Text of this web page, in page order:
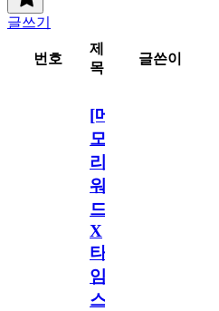
글쓰기
번호
제
목
글쓴이
[메
모
리
워
드
X
타
임
스